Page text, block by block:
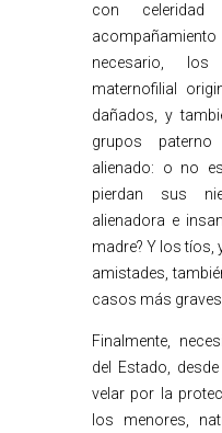
con
necesario,
maternofilial
dañados, y
grupos
alienado: o no
pierdan sus
alienadora e
madre? Y los tíos,
amistades,
casos más
Finalmente,
del Estado,
velar por la
los menores,